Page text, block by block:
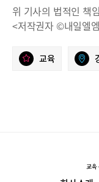
위 기사의 법적인 책
<저작권자 ©내일엘
교육